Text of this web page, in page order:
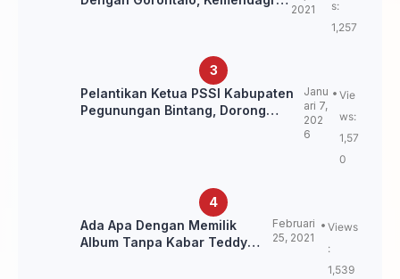
2021
s:
1,257
Pelantikan Ketua PSSI Kabupaten
Pegunungan Bintang, Dorong
Janu
ari 7,
202
6
Vie
ws:
1,57
0
Ada Apa Dengan Memilik
Album Tanpa Kabar Teddy
Februari
25, 2021
Views
:
1,539